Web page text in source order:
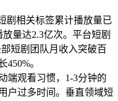
剧相关标签累计播放量已
量达2.3亿次。平台短剧
短剧团队月收入突破百
。
端观看习惯，1-3分钟的
户过多时间。垂直领域短